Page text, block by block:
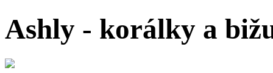
Ashly - korálky a